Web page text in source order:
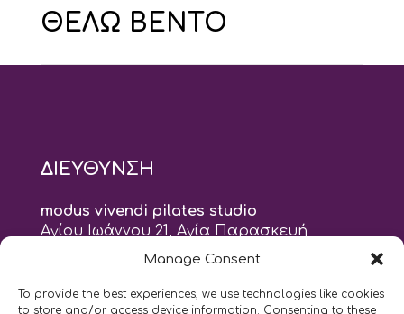
Manage Consent
To provide the best experiences, we use technologies like cookies
to store and/or access device information. Consenting to these
ΘΕΛΩ BENTO
ΔΙΕΥΘΥΝΣΗ
modus vivendi pilates studio
Αγίου Ιωάννου 21, Αγία Παρασκευή
τηλ: 210 6082152
naskari.d@modusvivendi-pilates.gr